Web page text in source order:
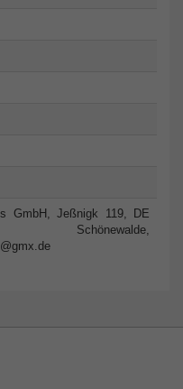
GmbH, Jeßnigk 119, DE